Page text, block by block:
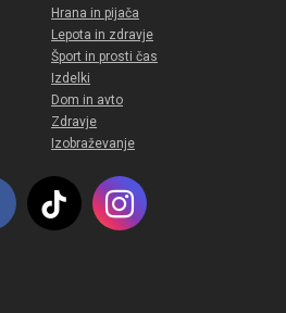
Hrana in pijača
Lepota in zdravje
Šport in prosti čas
Izdelki
Dom in avto
Zdravje
Izobraževanje